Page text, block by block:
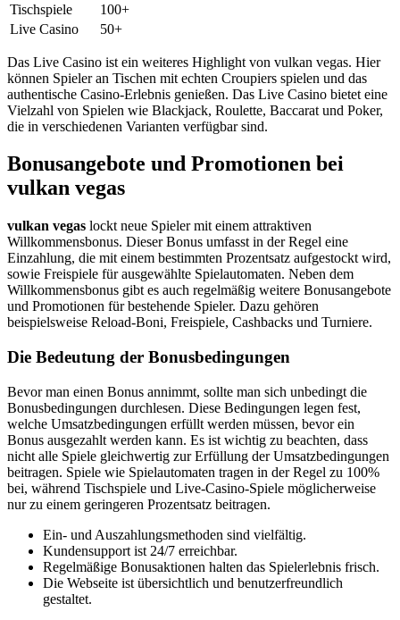
Tischspiele
100+
Live Casino
50+
Das Live Casino ist ein weiteres Highlight von vulkan vegas. Hier
können Spieler an Tischen mit echten Croupiers spielen und das
authentische Casino-Erlebnis genießen. Das Live Casino bietet eine
Vielzahl von Spielen wie Blackjack, Roulette, Baccarat und Poker,
die in verschiedenen Varianten verfügbar sind.
Bonusangebote und Promotionen bei
vulkan vegas
vulkan vegas lockt neue Spieler mit einem attraktiven
Willkommensbonus. Dieser Bonus umfasst in der Regel eine
Einzahlung, die mit einem bestimmten Prozentsatz aufgestockt wird,
sowie Freispiele für ausgewählte Spielautomaten. Neben dem
Willkommensbonus gibt es auch regelmäßig weitere Bonusangebote
und Promotionen für bestehende Spieler. Dazu gehören
beispielsweise Reload-Boni, Freispiele, Cashbacks und Turniere.
Die Bedeutung der Bonusbedingungen
Bevor man einen Bonus annimmt, sollte man sich unbedingt die
Bonusbedingungen durchlesen. Diese Bedingungen legen fest,
welche Umsatzbedingungen erfüllt werden müssen, bevor ein
Bonus ausgezahlt werden kann. Es ist wichtig zu beachten, dass
nicht alle Spiele gleichwertig zur Erfüllung der Umsatzbedingungen
beitragen. Spiele wie Spielautomaten tragen in der Regel zu 100%
bei, während Tischspiele und Live-Casino-Spiele möglicherweise
nur zu einem geringeren Prozentsatz beitragen.
Ein- und Auszahlungsmethoden sind vielfältig.
Kundensupport ist 24/7 erreichbar.
Regelmäßige Bonusaktionen halten das Spielerlebnis frisch.
Die Webseite ist übersichtlich und benutzerfreundlich
gestaltet.